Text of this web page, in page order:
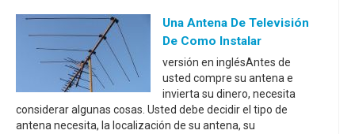
Una Antena De Televisión
De Como Instalar
versión en inglésAntes de
usted compre su antena e
invierta su dinero, necesita
considerar algunas cosas. Usted debe decidir el tipo de
antena necesita, la localización de su antena, su